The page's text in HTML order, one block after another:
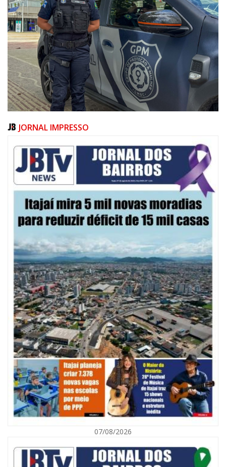
08/08/2026 | 07:00
20 anos da Lei Maria da Penha: mais de 400 mulheres vítimas de violência
doméstica são acompanhadas pela Guarda Municipal
BALNEÁRIO CAMBORIÚ
Defesa Civil orienta população sobre descarte correto de lixo para
prevenir alagamentos
JORNAL IMPRESSO
07/08/2026